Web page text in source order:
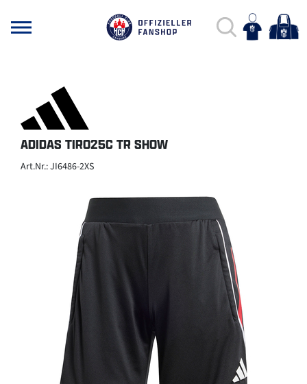
ADIDAS TIRO25C TR SHOW
Art.Nr.: JI6486-2XS